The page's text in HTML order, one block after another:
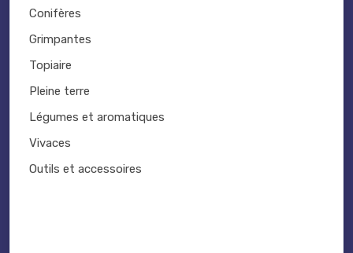
Conifères
Grimpantes
Topiaire
Pleine terre
Légumes et aromatiques
Vivaces
Outils et accessoires